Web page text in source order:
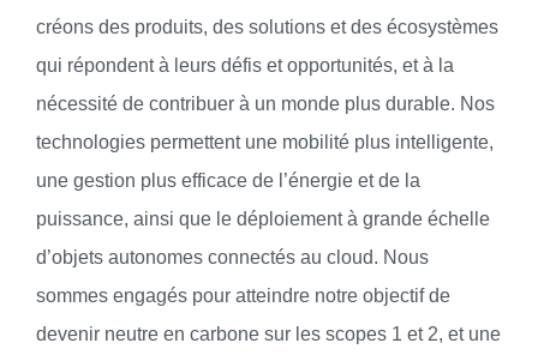
créons des produits, des solutions et des écosystèmes
qui répondent à leurs défis et opportunités, et à la
nécessité de contribuer à un monde plus durable. Nos
technologies permettent une mobilité plus intelligente,
une gestion plus efficace de l’énergie et de la
puissance, ainsi que le déploiement à grande échelle
d’objets autonomes connectés au cloud. Nous
sommes engagés pour atteindre notre objectif de
devenir neutre en carbone sur les scopes 1 et 2, et une